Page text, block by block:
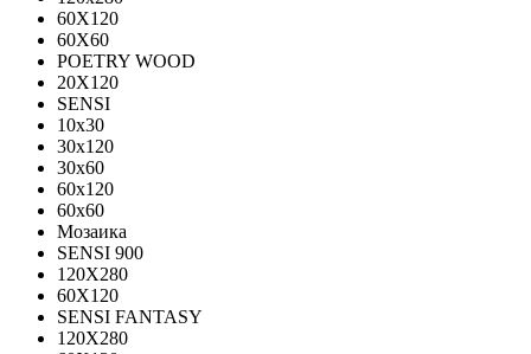
60Х120
60Х60
POETRY WOOD
20Х120
SENSI
10x30
30x120
30x60
60x120
60x60
Мозаика
SENSI 900
120Х280
60X120
SENSI FANTASY
120Х280